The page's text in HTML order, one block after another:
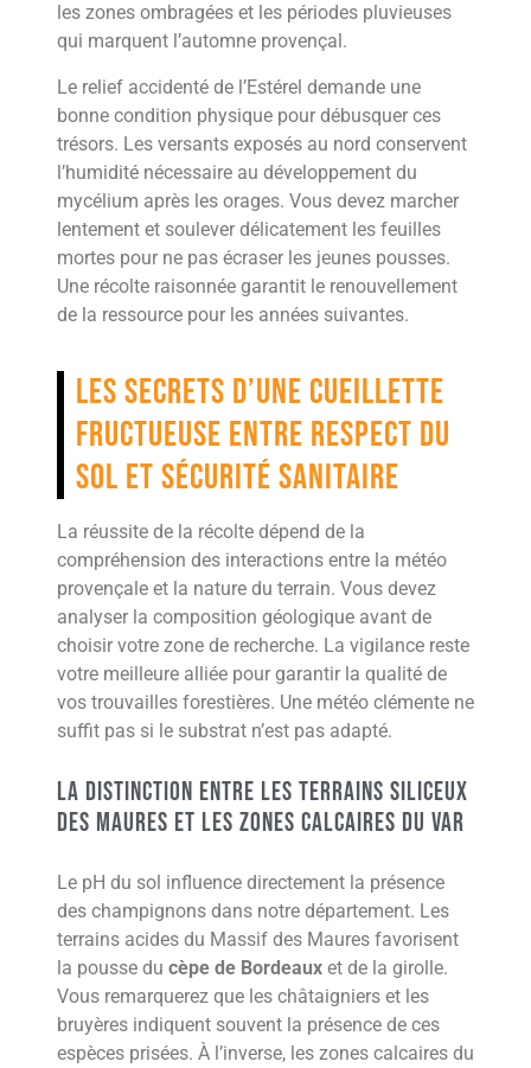
les zones ombragées et les périodes pluvieuses
qui marquent l’automne provençal.
Le relief accidenté de l’Estérel demande une
bonne condition physique pour débusquer ces
trésors. Les versants exposés au nord conservent
l’humidité nécessaire au développement du
mycélium après les orages. Vous devez marcher
lentement et soulever délicatement les feuilles
mortes pour ne pas écraser les jeunes pousses.
Une récolte raisonnée garantit le renouvellement
de la ressource pour les années suivantes.
Les secrets d’une cueillette
fructueuse entre respect du
sol et sécurité sanitaire
La réussite de la récolte dépend de la
compréhension des interactions entre la météo
provençale et la nature du terrain. Vous devez
analyser la composition géologique avant de
choisir votre zone de recherche. La vigilance reste
votre meilleure alliée pour garantir la qualité de
vos trouvailles forestières. Une météo clémente ne
suffit pas si le substrat n’est pas adapté.
La distinction entre les terrains siliceux
des Maures et les zones calcaires du Var
Le pH du sol influence directement la présence
des champignons dans notre département. Les
terrains acides du Massif des Maures favorisent
la pousse du cèpe de Bordeaux et de la girolle.
Vous remarquerez que les châtaigniers et les
bruyères indiquent souvent la présence de ces
espèces prisées. À l’inverse, les zones calcaires du